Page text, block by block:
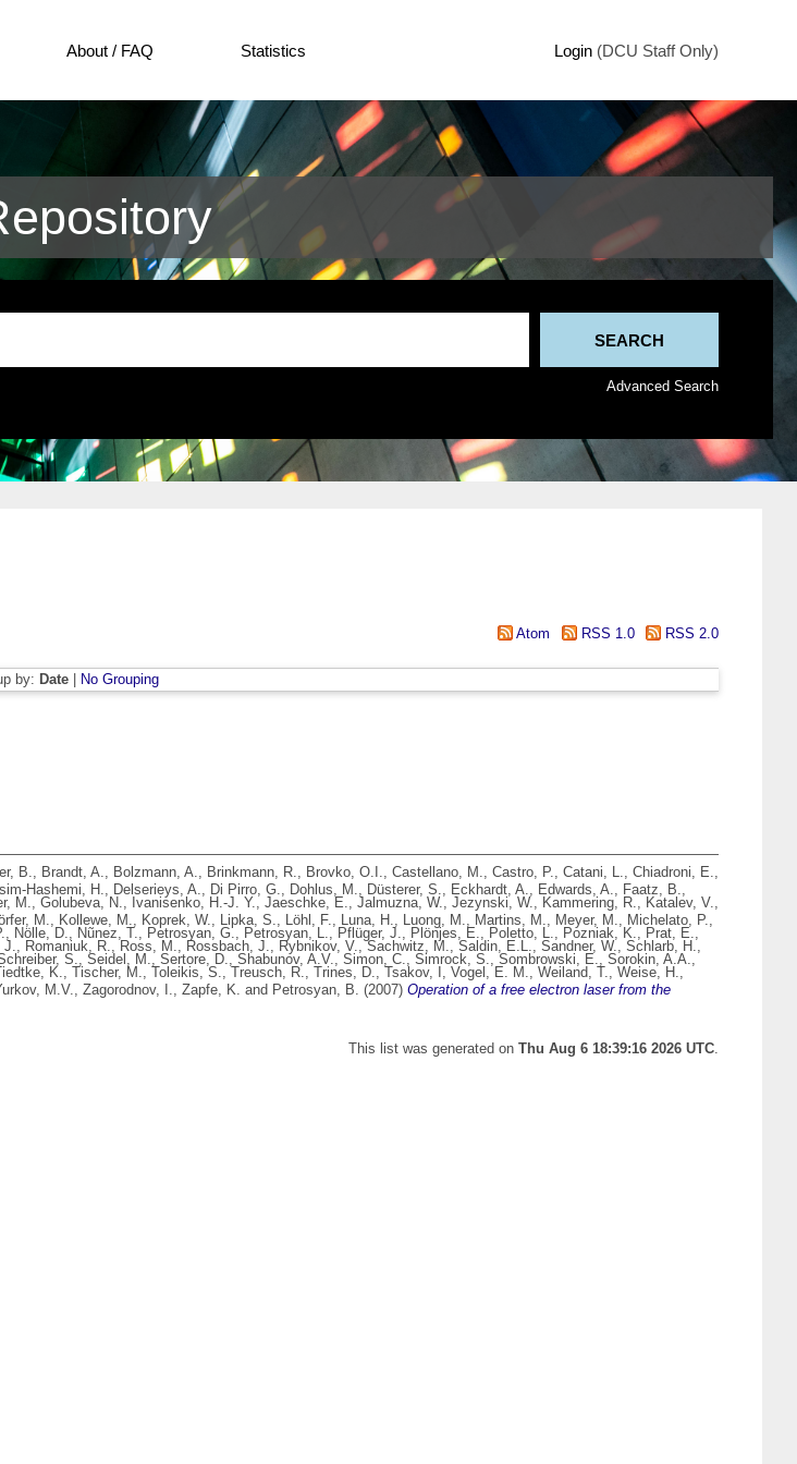
About / FAQ Statistics Login (DCU Staff Only)
Advanced Search
Atom RSS 1.0 RSS 2.0
by: Date|
No Grouping
B., Brandt, A., Bolzmann, A., Brinkmann, R., Brovko, O.I., Castellano, M., Castro, P., Catani, L., Chiadroni, E.,
Hashemi, H., Delserieys, A., Di Pirro, G., Dohlus, M., Düsterer, S., Eckhardt, A., Edwards, A., Faatz, B.,
M., Golubeva, N., Ivanisenko, H.-J. Y., Jaeschke, E., Jalmuzna, W., Jezynski, W., Kammering, R., Katalev, V.,
M., Kollewe, M., Koprek, W., Lipka, S., Löhl, F., Luna, H., Luong, M., Martins, M., Meyer, M., Michelato, P.,
, Nölle, D., Nũnez, T., Petrosyan, G., Petrosyan, L., Pflüger, J., Plönjes, E., Poletto, L., Pozniak, K., Prat, E.,
J., Romaniuk, R., Ross, M., Rossbach, J., Rybnikov, V.,Sachwitz, M., Saldin, E.L., Sandner, W., Schlarb, H.,
S., Seidel, M., Sertore, D., Shabunov, A.V., Simon, C., Simrock, S., Sombrowski, E., Sorokin, A.A.,
K., Tischer, M., Toleikis, S., Treusch, R., Trines, D., Tsakov, I , Vogel, E. M., Weiland, T., Weise, H.,
M.V., Zagorodnov, I., Zapfe, K. and Petrosyan, B. (2007) Operation of a free electron laser from the
This list was generated on Thu Aug 6 18:39:16 2026 UTC.